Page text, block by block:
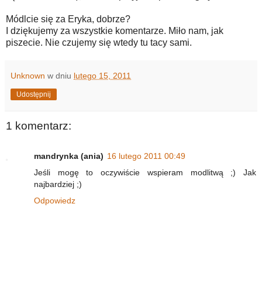
Módlcie się za Eryka, dobrze?
I dziękujemy za wszystkie komentarze. Miło nam, jak
piszecie. Nie czujemy się wtedy tu tacy sami.
Unknown w dniu lutego 15, 2011
Udostępnij
1 komentarz:
mandrynka (ania) 16 lutego 2011 00:49
Jeśli mogę to oczywiście wspieram modlitwą ;) Jak
najbardziej ;)
Odpowiedz